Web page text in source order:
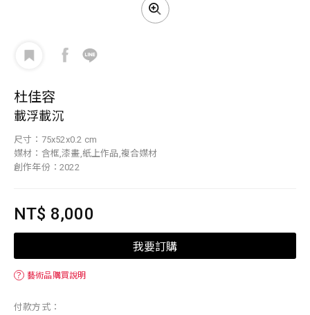
杜佳容
載浮載沉
尺寸：75x52x0.2 cm
媒材：含框,漆畫,紙上作品,複合媒材
創作年份：2022
NT$ 8,000
我要訂購
？ 藝術品購買說明
付款方式：